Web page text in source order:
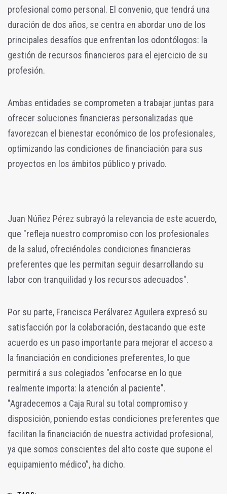
profesional como personal. El convenio, que tendrá una
duración de dos años, se centra en abordar uno de los
principales desafíos que enfrentan los odontólogos: la
gestión de recursos financieros para el ejercicio de su
profesión.
Ambas entidades se comprometen a trabajar juntas para
ofrecer soluciones financieras personalizadas que
favorezcan el bienestar económico de los profesionales,
optimizando las condiciones de financiación para sus
proyectos en los ámbitos público y privado.
Juan Núñez Pérez subrayó la relevancia de este acuerdo,
que "refleja nuestro compromiso con los profesionales
de la salud, ofreciéndoles condiciones financieras
preferentes que les permitan seguir desarrollando su
labor con tranquilidad y los recursos adecuados".
Por su parte, Francisca Perálvarez Aguilera expresó su
satisfacción por la colaboración, destacando que este
acuerdo es un paso importante para mejorar el acceso a
la financiación en condiciones preferentes, lo que
permitirá a sus colegiados "enfocarse en lo que
realmente importa: la atención al paciente".
"Agradecemos a Caja Rural su total compromiso y
disposición, poniendo estas condiciones preferentes que
facilitan la financiación de nuestra actividad profesional,
ya que somos conscientes del alto coste que supone el
equipamiento médico”, ha dicho.